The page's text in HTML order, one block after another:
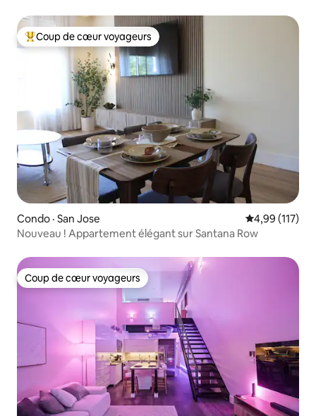
Coup de cœur voyageurs parmi les plus aimés
Coup de cœur voyageurs
Condo · San Jose Note
4,99 (117)
Nouveau ! Appartement élégant sur Santana Row
Coup de cœur voyageurs
Coup de cœur voyageurs